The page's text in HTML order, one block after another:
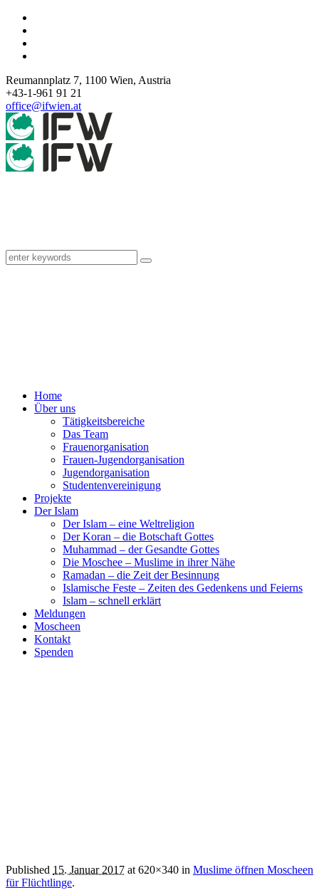
Reumannplatz 7, 1100 Wien, Austria
+43-1-961 91 21
office@ifwien.at
Home
Über uns
Tätigkeitsbereiche
Das Team
Frauenorganisation
Frauen-Jugendorganisation
Jugendorganisation
Studentenvereinigung
Projekte
Der Islam
Der Islam – eine Weltreligion
Der Koran – die Botschaft Gottes
Muhammad – der Gesandte Gottes
Die Moschee – Muslime in ihrer Nähe
Ramadan – die Zeit der Besinnung
Islamische Feste – Zeiten des Gedenkens und Feierns
Islam – schnell erklärt
Meldungen
Moscheen
Kontakt
Spenden
Published 15. Januar 2017 at 620×340 in Muslime öffnen Moscheen
für Flüchtlinge.